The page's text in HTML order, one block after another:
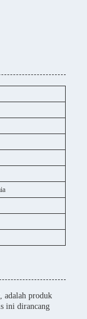
adalah produk
ini dirancang